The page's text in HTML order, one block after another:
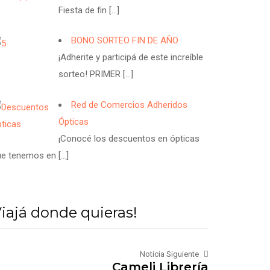
Fiesta de fin […]
BONO SORTEO FIN DE AÑO
¡Adherite y participá de este increíble
sorteo! PRIMER […]
Red de Comercios Adheridos
Ópticas
¡Conocé los descuentos en ópticas
tenemos en […]
donde quieras!
Noticia Siguiente
Cameli Librería